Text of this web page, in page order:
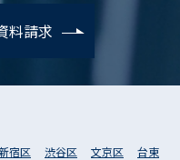
料請求
宿区 渋谷区 文京区
台東